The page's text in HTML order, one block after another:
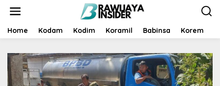
t
Home Kodam Kodim Koramil Babinsa Korem